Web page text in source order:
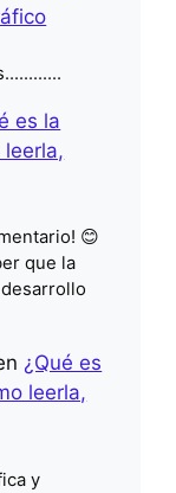
es la
leerla,
😊
que la
¿Qué es
leerla,
y